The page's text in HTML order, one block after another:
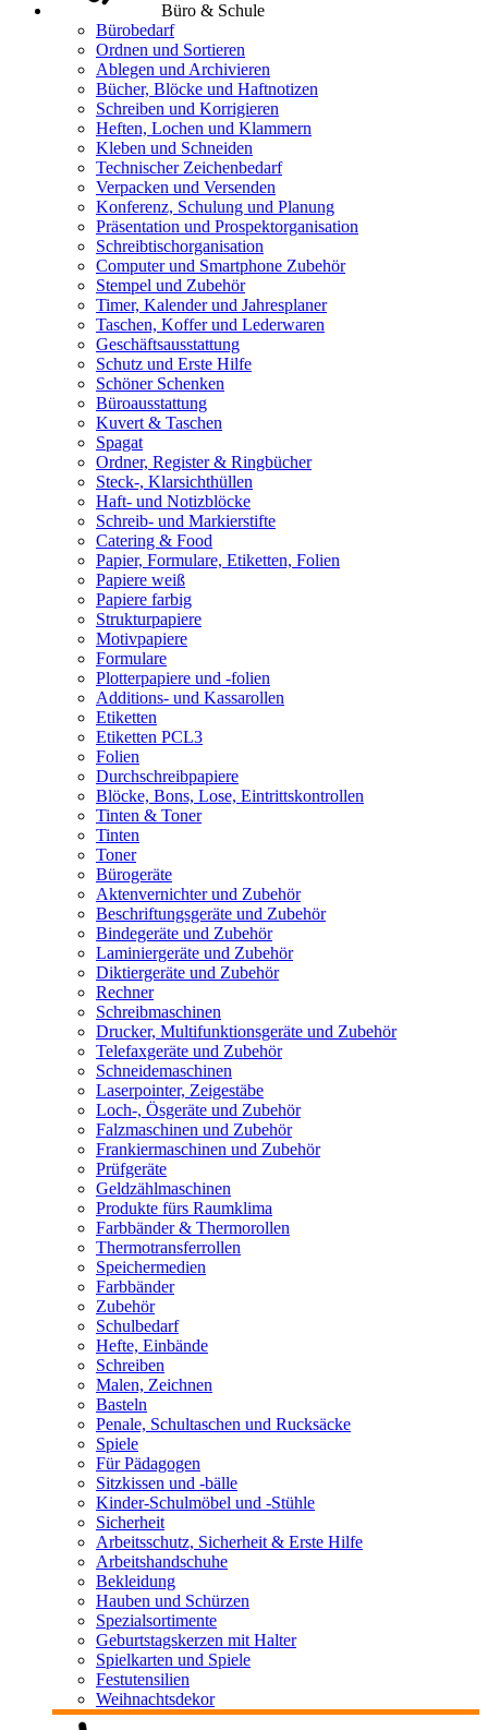
Büro & Schule
Bürobedarf
Ordnen und Sortieren
Ablegen und Archivieren
Bücher, Blöcke und Haftnotizen
Schreiben und Korrigieren
Heften, Lochen und Klammern
Kleben und Schneiden
Technischer Zeichenbedarf
Verpacken und Versenden
Konferenz, Schulung und Planung
Präsentation und Prospektorganisation
Schreibtischorganisation
Computer und Smartphone Zubehör
Stempel und Zubehör
Timer, Kalender und Jahresplaner
Taschen, Koffer und Lederwaren
Geschäftsausstattung
Schutz und Erste Hilfe
Schöner Schenken
Büroausstattung
Kuvert & Taschen
Spagat
Ordner, Register & Ringbücher
Steck-, Klarsichthüllen
Haft- und Notizblöcke
Schreib- und Markierstifte
Catering & Food
Papier, Formulare, Etiketten, Folien
Papiere weiß
Papiere farbig
Strukturpapiere
Motivpapiere
Formulare
Plotterpapiere und -folien
Additions- und Kassarollen
Etiketten
Etiketten PCL3
Folien
Durchschreibpapiere
Blöcke, Bons, Lose, Eintrittskontrollen
Tinten & Toner
Tinten
Toner
Bürogeräte
Aktenvernichter und Zubehör
Beschriftungsgeräte und Zubehör
Bindegeräte und Zubehör
Laminiergeräte und Zubehör
Diktiergeräte und Zubehör
Rechner
Schreibmaschinen
Drucker, Multifunktionsgeräte und Zubehör
Telefaxgeräte und Zubehör
Schneidemaschinen
Laserpointer, Zeigestäbe
Loch-, Ösgeräte und Zubehör
Falzmaschinen und Zubehör
Frankiermaschinen und Zubehör
Prüfgeräte
Geldzählmaschinen
Produkte fürs Raumklima
Farbbänder & Thermorollen
Thermotransferrollen
Speichermedien
Farbbänder
Zubehör
Schulbedarf
Hefte, Einbände
Schreiben
Malen, Zeichnen
Basteln
Penale, Schultaschen und Rucksäcke
Spiele
Für Pädagogen
Sitzkissen und -bälle
Kinder-Schulmöbel und -Stühle
Sicherheit
Arbeitsschutz, Sicherheit & Erste Hilfe
Arbeitshandschuhe
Bekleidung
Hauben und Schürzen
Spezialsortimente
Geburtstagskerzen mit Halter
Spielkarten und Spiele
Festutensilien
Weihnachtsdekor